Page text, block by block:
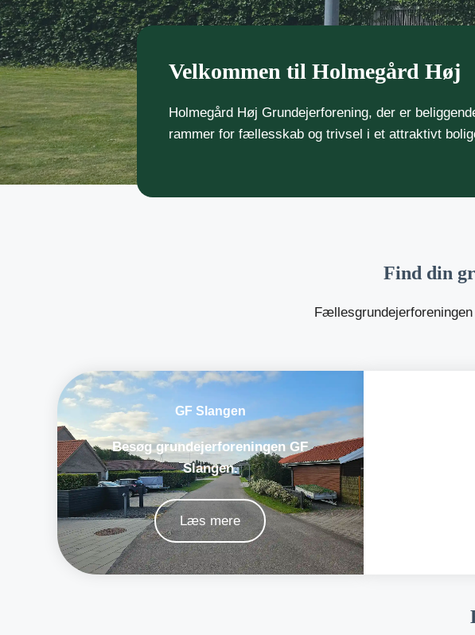
Velkommen til Holmegård Høj
Holmegård Høj Grundejerforening, der er
rammer for fællesskab og trivsel i et attraktivt
Find din
GF Slangen
Besøg grundejerforeningen GF
Slangen.
Læs mere